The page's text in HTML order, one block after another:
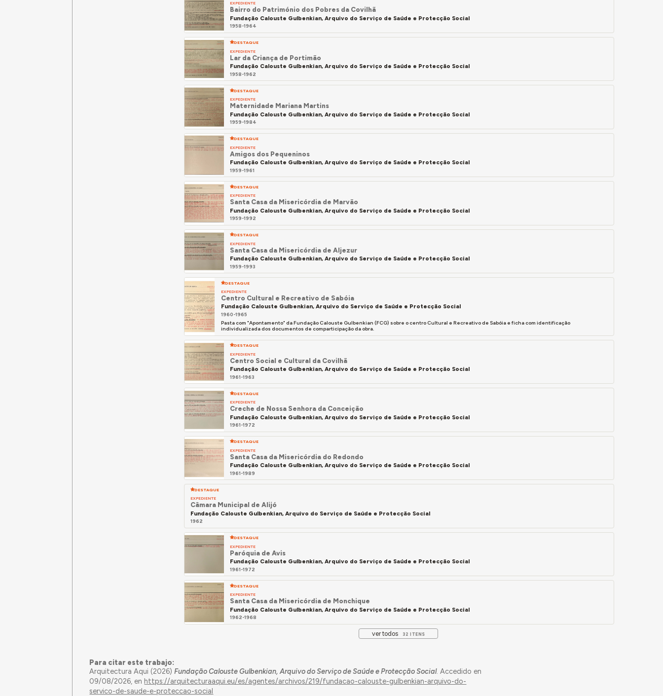
EXPEDIENTE
Bairro do Património dos Pobres da Covilhã
Fundação Calouste Gulbenkian, Arquivo do Serviço de Saúde e Protecção Social
1958-1964
DESTAQUE
EXPEDIENTE
Lar da Criança de Portimão
Fundação Calouste Gulbenkian, Arquivo do Serviço de Saúde e Protecção Social
1958-1962
DESTAQUE
EXPEDIENTE
Maternidade Mariana Martins
Fundação Calouste Gulbenkian, Arquivo do Serviço de Saúde e Protecção Social
1959-1984
DESTAQUE
EXPEDIENTE
Amigos dos Pequeninos
Fundação Calouste Gulbenkian, Arquivo do Serviço de Saúde e Protecção Social
1959-1961
DESTAQUE
EXPEDIENTE
Santa Casa da Misericórdia de Marvão
Fundação Calouste Gulbenkian, Arquivo do Serviço de Saúde e Protecção Social
1959-1992
DESTAQUE
EXPEDIENTE
Santa Casa da Misericórdia de Aljezur
Fundação Calouste Gulbenkian, Arquivo do Serviço de Saúde e Protecção Social
1959-1993
DESTAQUE
EXPEDIENTE
Centro Cultural e Recreativo de Sabóia
Fundação Calouste Gulbenkian, Arquivo do Serviço de Saúde e Protecção Social
1960-1965
Pasta com "Apontamento" da Fundação Calouste Gulbenkian (FCG) sobre o centro Cultural e Recreativo de Sabóia e ficha com identificação
individualizada dos documentos de comparticipação da obra.
DESTAQUE
EXPEDIENTE
Centro Social e Cultural da Covilhã
Fundação Calouste Gulbenkian, Arquivo do Serviço de Saúde e Protecção Social
1961-1963
DESTAQUE
EXPEDIENTE
Creche de Nossa Senhora da Conceição
Fundação Calouste Gulbenkian, Arquivo do Serviço de Saúde e Protecção Social
1961-1972
DESTAQUE
EXPEDIENTE
Santa Casa da Misericórdia do Redondo
Fundação Calouste Gulbenkian, Arquivo do Serviço de Saúde e Protecção Social
1961-1989
DESTAQUE
EXPEDIENTE
Câmara Municipal de Alijó
Fundação Calouste Gulbenkian, Arquivo do Serviço de Saúde e Protecção Social
1962
DESTAQUE
EXPEDIENTE
Paróquia de Avis
Fundação Calouste Gulbenkian, Arquivo do Serviço de Saúde e Protecção Social
1961-1972
DESTAQUE
EXPEDIENTE
Santa Casa da Misericórdia de Monchique
Fundação Calouste Gulbenkian, Arquivo do Serviço de Saúde e Protecção Social
1962-1968
ver todos 32 ITENS
Para citar este trabajo:
Arquitectura Aqui (2026)Fundação Calouste Gulbenkian, Arquivo do Serviço de Saúde e Protecção Social. Accedido en
09/08/2026, enhttps://arquitecturaaqui.eu/es/agentes/archivos/219/fundacao-calouste-gulbenkian-arquivo-do-
servico-de-saude-e-proteccao-social